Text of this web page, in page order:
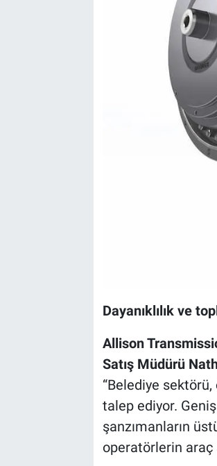
Dayanıklılık ve
Allison
Satış Müdürü
“Belediye
talep ediyor.
şanzımanların
operatörlerin araç